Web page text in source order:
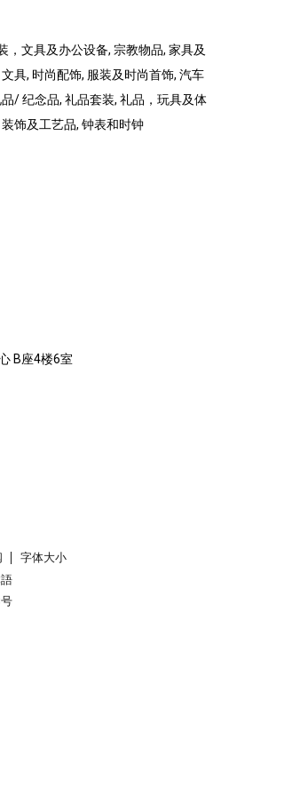
，文具及办公设备, 宗教物品, 家具及
具, 时尚配饰, 服装及时尚首饰, 汽车
/ 纪念品, 礼品套装, 礼品，玩具及体
饰及工艺品, 钟表和时钟
B座4楼6室
字体大小